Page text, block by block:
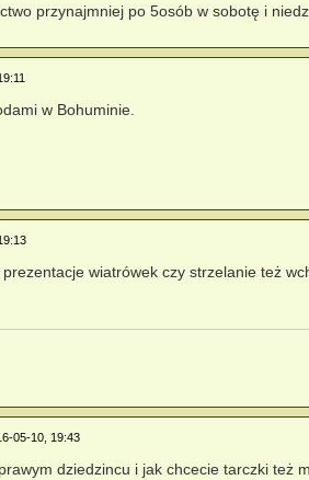
przynajmniej po 5osób w sobotę i
w Bohuminie.
wiatrówek czy strzelanie też
05-10, 19:43
dziedzincu i jak chcecie tarczki też